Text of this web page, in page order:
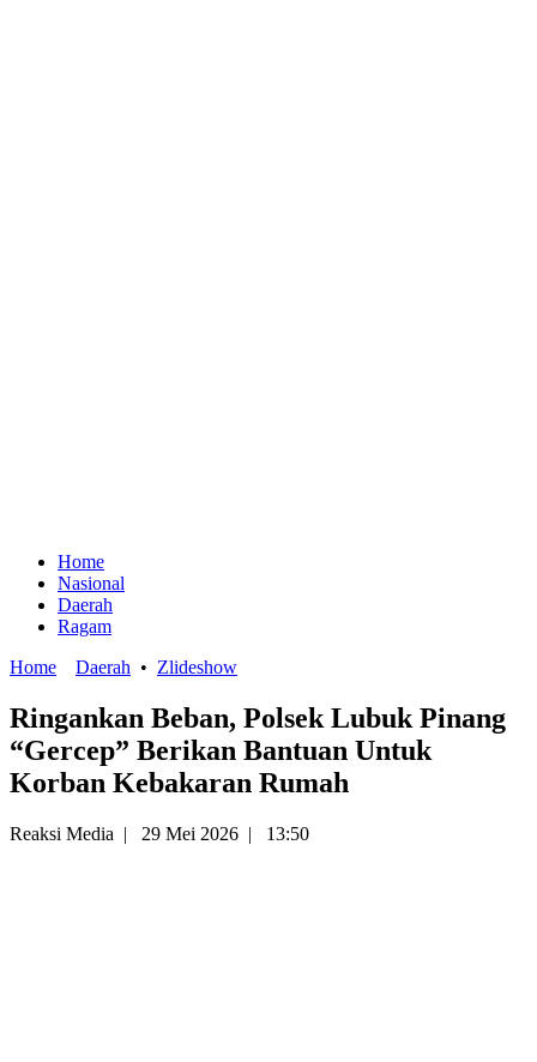
Home
Nasional
Daerah
Ragam
Home
Daerah • Zlideshow
Ringankan Beban, Polsek Lubuk Pinang
“Gercep” Berikan Bantuan Untuk
Korban Kebakaran Rumah
Reaksi Media | 29 Mei 2026 | 13:50